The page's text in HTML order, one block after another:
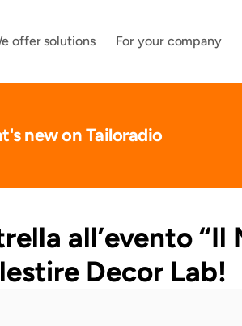
offer solutions For your company
new on Tailoradio
all’evento “Il
Decor Lab!